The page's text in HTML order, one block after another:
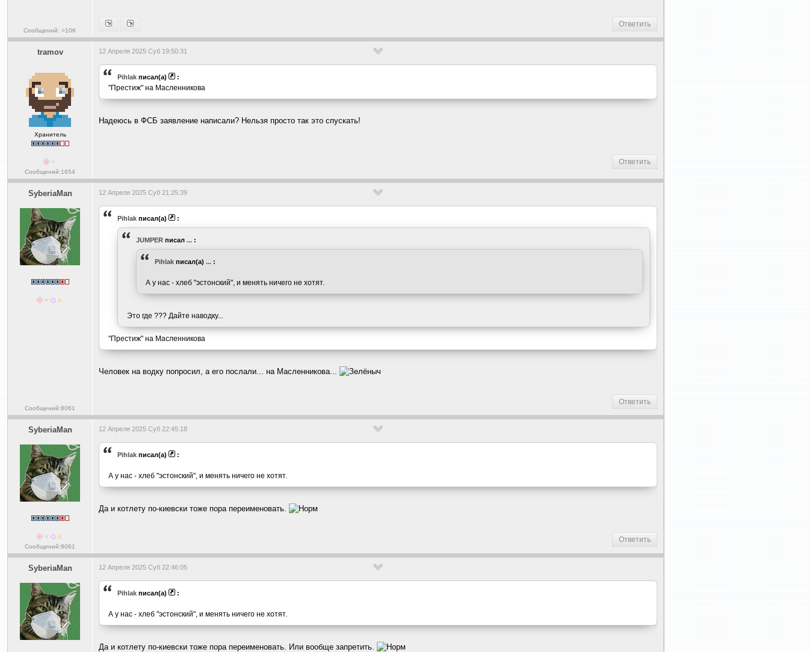
Сообщений: >10K
Ответить
tramov
Хранитель
Сообщений:1654
12 Апреля 2025 Суб 19:50:31
Pihlak писал(а) :
"Престиж" на Масленникова
Надеюсь в ФСБ заявление написали? Нельзя просто так это спускать!
Ответить
SyberiaMan
Сообщений:8061
12 Апреля 2025 Суб 21:25:39
Pihlak писал(а) :
JUMPER писал ... :
Pihlak писал(а) ... :
А у нас - хлеб "эстонский", и менять ничего не хотят.
Это где ??? Дайте наводку...
"Престиж" на Масленникова
Человек на водку попросил, а его послали... на Масленникова...
Ответить
SyberiaMan
Сообщений:8061
12 Апреля 2025 Суб 22:45:18
Pihlak писал(а) :
А у нас - хлеб "эстонский", и менять ничего не хотят.
Да и котлету по-киевски тоже пора переименовать.
Ответить
SyberiaMan 12 Апреля 2025 Суб 22:46:05
Pihlak писал(а) :
А у нас - хлеб "эстонский", и менять ничего не хотят.
Да и котлету по-киевски тоже пора переименовать. Или вообще запретить.